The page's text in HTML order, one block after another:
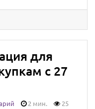
для
с 27
2 мин. 25